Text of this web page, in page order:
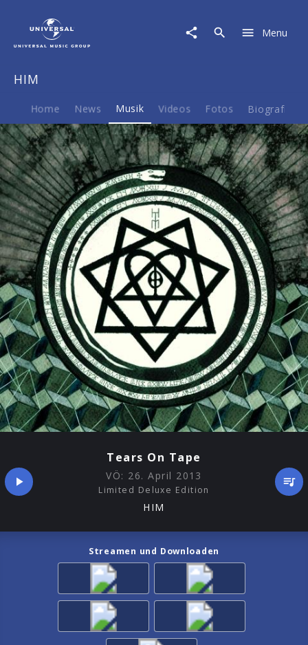
Menu
HIM
Home News Musik Videos Fotos Biografie
Tears On Tape
VÖ: 26. April 2013
Limited Deluxe Edition
HIM
Streamen und Downloaden